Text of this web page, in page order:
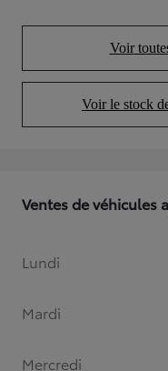
Voir
Voir le stock
Ventes de véhicules
Lundi
Mardi
Mercredi